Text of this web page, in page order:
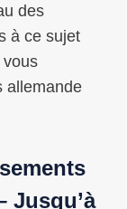
des
à ce sujet
vous
allemande
Jusqu’à